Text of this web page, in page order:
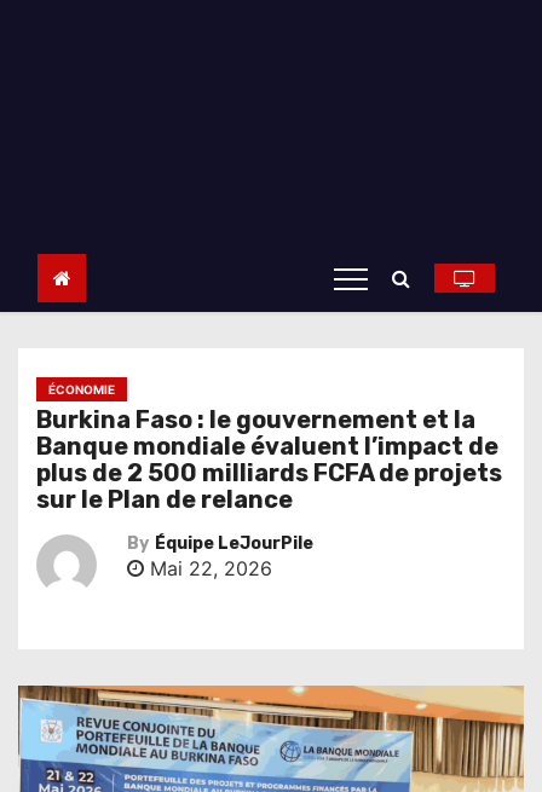
ÉCONOMIE
Burkina Faso : le gouvernement et la
Banque mondiale évaluent l’impact de
plus de 2 500 milliards FCFA de projets
sur le Plan de relance
By Équipe LeJourPile
Mai 22, 2026